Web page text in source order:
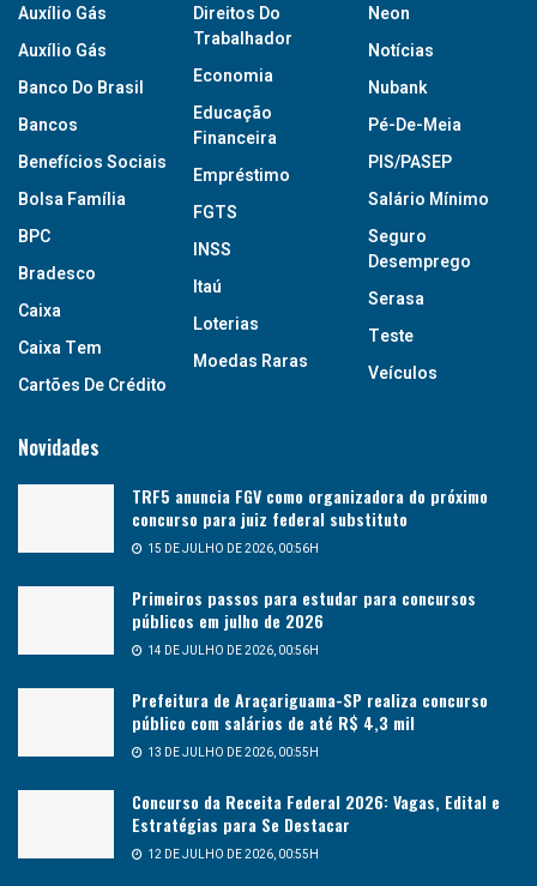
Auxílio Gás
Auxílio Gás
Banco Do Brasil
Bancos
Benefícios Sociais
Bolsa Família
BPC
Bradesco
Caixa
Caixa Tem
Cartões De Crédito
Direitos Do
Trabalhador
Economia
Educação
Financeira
Empréstimo
FGTS
INSS
Itaú
Loterias
Moedas Raras
Neon
Notícias
Nubank
Pé-De-Meia
PIS/PASEP
Salário Mínimo
Seguro
Desemprego
Serasa
Teste
Veículos
Novidades
TRF5 anuncia FGV como organizadora do próximo
concurso para juiz federal substituto
15 DE JULHO DE 2026, 00:56H
Primeiros passos para estudar para concursos
públicos em julho de 2026
14 DE JULHO DE 2026, 00:56H
Prefeitura de Araçariguama-SP realiza concurso
público com salários de até R$ 4,3 mil
13 DE JULHO DE 2026, 00:55H
Concurso da Receita Federal 2026: Vagas, Edital e
Estratégias para Se Destacar
12 DE JULHO DE 2026, 00:55H